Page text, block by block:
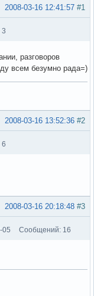
#1
2008-03-16 12:41:57
разговоров
всем безумно рада=)
#2
2008-03-16 13:52:36
#3
2008-03-16 20:18:48
05 Сообщений: 16